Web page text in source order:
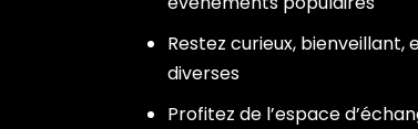
Restez curieux,
diverses
Profitez de l’espace